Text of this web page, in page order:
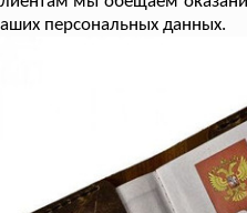
персональных данных.